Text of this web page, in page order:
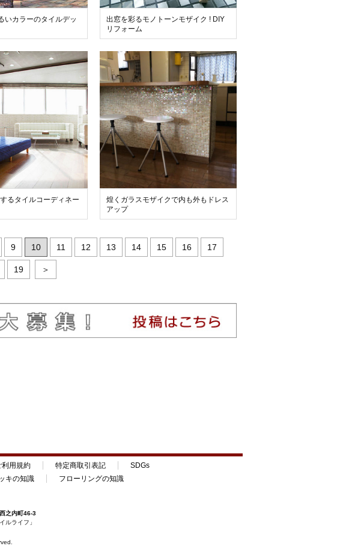
いカラーのタイルデッ
出窓を彩るモノトーンモザイク ! DIY
リフォーム
るタイルコーディネー
煌くガラスモザイクで内も外もドレス
アップ
9 10 11 12 13 14 15 16 17
19 ＞
利用規約 特定商取引表記
SDGs
キの知識 フローリングの知識
之内町46-3
ルライフ 」